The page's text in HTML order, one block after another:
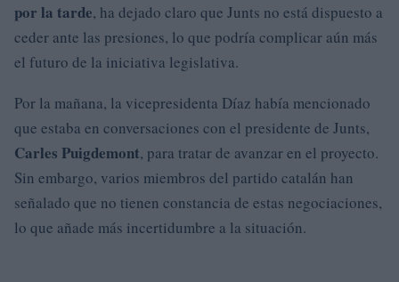
por la tarde, ha dejado claro que Junts no está dispuesto a
ceder ante las presiones, lo que podría complicar aún más
el futuro de la iniciativa legislativa.
Por la mañana, la vicepresidenta Díaz había mencionado
que estaba en conversaciones con el presidente de Junts,
Carles Puigdemont, para tratar de avanzar en el proyecto.
Sin embargo, varios miembros del partido catalán han
señalado que no tienen constancia de estas negociaciones,
lo que añade más incertidumbre a la situación.